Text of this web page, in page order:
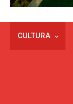
CULTURA